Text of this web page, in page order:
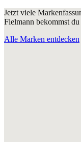
Jetzt viele
Fielmann bekommst
Alle Marken entdecken